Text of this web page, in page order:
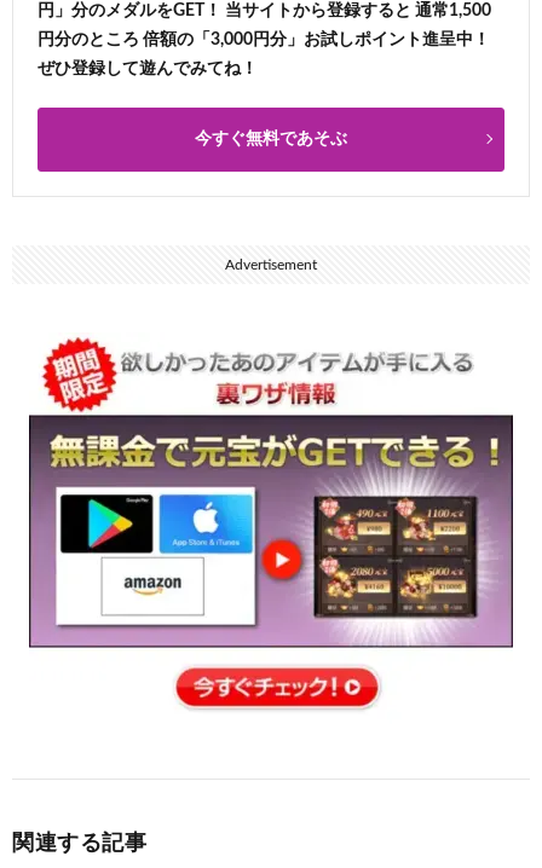
円」分のメダルをGET！ 当サイトから登録すると 通常1,500
円分のところ 倍額の「3,000円分」お試しポイント進呈中！
ぜひ登録して遊んでみてね！
今すぐ無料であそぶ
Advertisement
関連する記事